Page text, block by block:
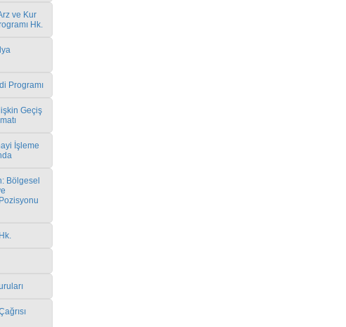
ve Kur
Hk.
Programı
Geçiş
İşleme
Bölgesel